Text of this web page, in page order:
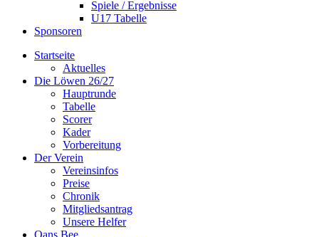
Spiele / Ergebnisse
U17 Tabelle
Sponsoren
Startseite
Aktuelles
Die Löwen 26/27
Hauptrunde
Tabelle
Scorer
Kader
Vorbereitung
Der Verein
Vereinsinfos
Preise
Chronik
Mitgliedsantrag
Unsere Helfer
Oans Bee